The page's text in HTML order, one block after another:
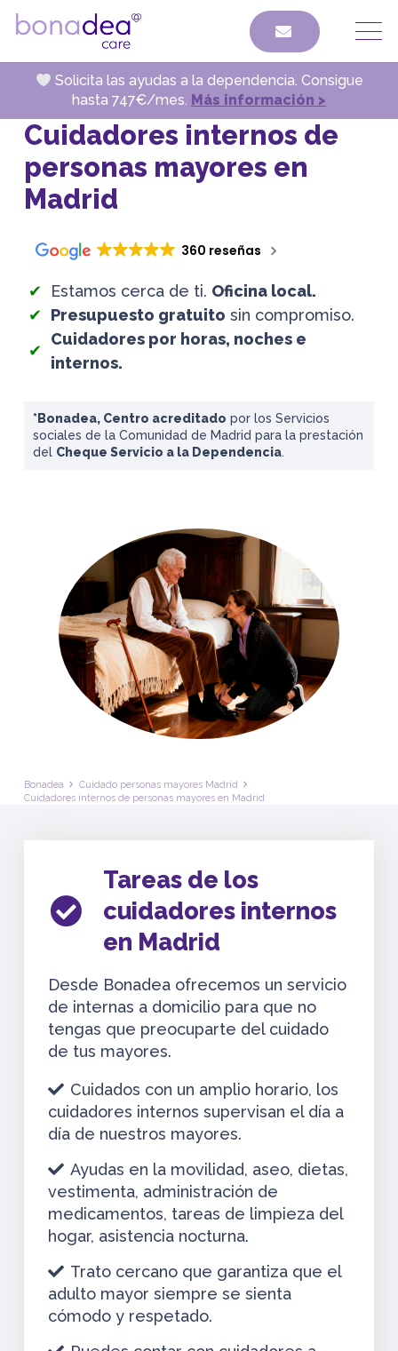
Solicita las ayudas a la dependencia. Consigue
hasta 747€/mes. Más información >
Cuidadores internos de
personas mayores en
Madrid
360 reseñas
Estamos cerca de ti. Oficina local.
Presupuesto gratuito sin compromiso.
Cuidadores por horas, noches e
internos.
*Bonadea, Centro acreditado por los Servicios
sociales de la Comunidad de Madrid para la prestación
del Cheque Servicio a la Dependencia.
Bonadea
Cuidado personas mayores Madrid
Cuidadores internos de personas mayores en Madrid
Tareas de los
cuidadores internos
en Madrid
Desde Bonadea ofrecemos un servicio
de internas a domicilio para que no
tengas que preocuparte del cuidado
de tus mayores.
Cuidados con un amplio horario, los
cuidadores internos supervisan el día a
día de nuestros mayores.
Ayudas en la movilidad, aseo, dietas,
vestimenta, administración de
medicamentos, tareas de limpieza del
hogar, asistencia nocturna.
Trato cercano que garantiza que el
adulto mayor siempre se sienta
cómodo y respetado.